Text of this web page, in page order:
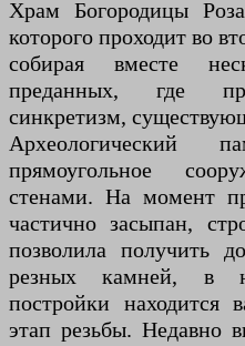
Храм Богородицы
которого проходит во
собирая вместе
преданных, где
синкретизм,
Археологический
прямоугольное
стенами. На момент
частично засыпан,
позволила получить
резных камней, в
постройки находится
этап резьбы. Недавно